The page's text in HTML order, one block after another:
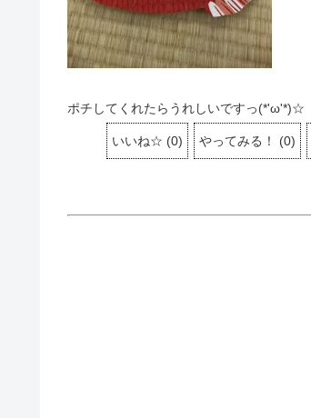
ポチしてくれたらうれしいですっ(*'ω'*)☆
いいね☆ (0) やってみる！ (0)